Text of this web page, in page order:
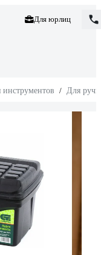
Для юрлиц
/ Для